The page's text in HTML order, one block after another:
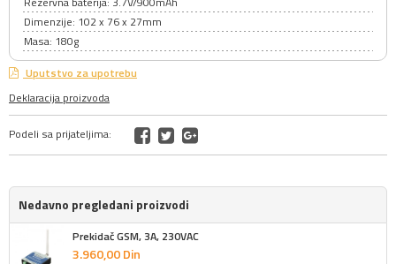
Dimenzije: 102 x 76 x 27mm
Masa: 180g
Uputstvo za upotrebu
Deklaracija proizvoda
Podeli sa prijateljima:
Nedavno pregledani proizvodi
Prekidač GSM, 3A, 230VAC
3.960,00Din